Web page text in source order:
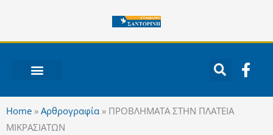
περιεχόμενο
F
a
Home » Αρθρογραφία » ΠΡΟΒΛΗΜΑΤΑ ΣΤΗΝ ΠΛΑΤΕΙΑ
ΜΙΚΡΑΣΙΑΤΩΝ